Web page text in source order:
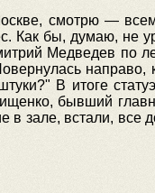
смотрю —
Как бы, думаю, не
Медведев по
направо,
В итоге
бывший
зале, встали, все